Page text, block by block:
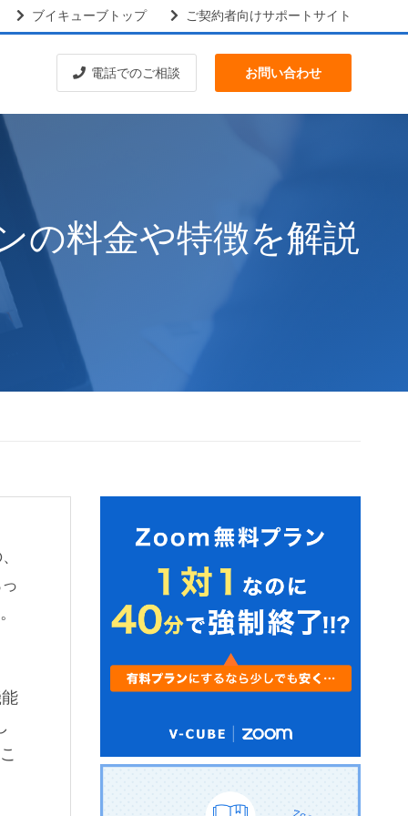
ブイキューブトップ ご契約者向けサポートサイト
電話でのご相談 お問い合わせ
の料金や特徴を解説